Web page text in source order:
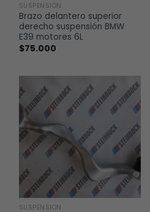
SUSPENSIÓN
Brazo delantero superior
derecho suspensión BMW
E39 motores 6L
$75.000
SUSPENSIÓN